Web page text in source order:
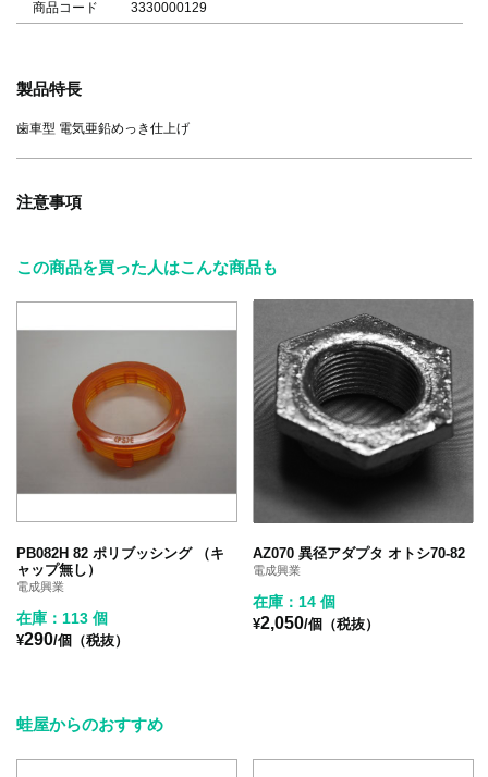
商品コード 3330000129
製品特長
歯車型 電気亜鉛めっき仕上げ
注意事項
この商品を買った人はこんな商品も
PB082H 82 ポリブッシング （キ
ャップ無し）
電成興業
在庫：113 個
¥290/個（税抜）
AZ070 異径アダプタ オトシ70-82
電成興業
在庫：14 個
¥2,050/個（税抜）
蛙屋からのおすすめ